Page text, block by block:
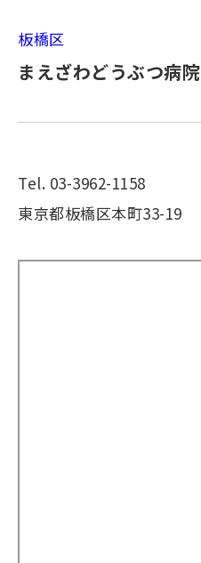
板橋区
まえざわどうぶつ病院
Tel. 03-3962-1158
東京都板橋区本町33-19